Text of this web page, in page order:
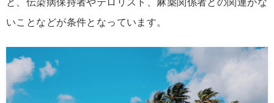
いことなどが条件となっています。